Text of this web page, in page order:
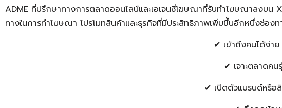
ADME ที่ปรึกษาทางการตลาดออนไลน์และเอเจนซี่โฆษณาที่รับทำโฆษณาลงบ
ทางในการทำโฆษณา โปรโมทสินค้าและธุรกิจที่มีประสิทธิภาพเพิ่มขึ้นอีกหนึ่งช่องท
✔ เข้าถึงคนได้ง่
✔ เจาะตลาดค
✔ เปิดตัวแบรนด์หรื